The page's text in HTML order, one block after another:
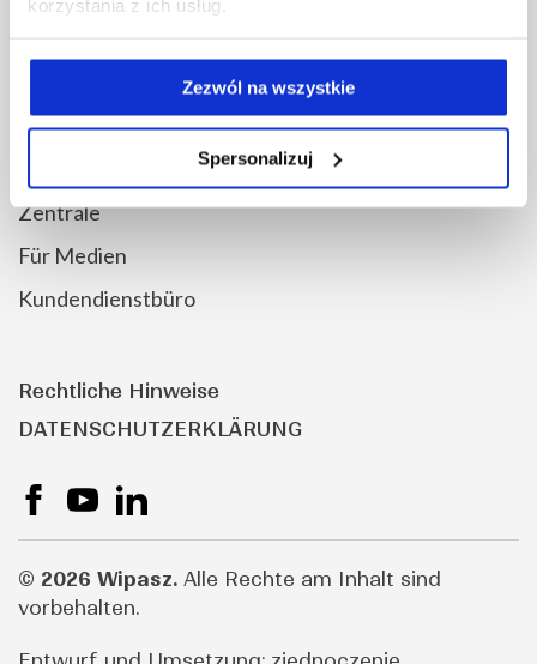
korzystania z ich usług.
Zezwól na wszystkie
Spersonalizuj
EU-Projekte
Zentrale
Für Medien
Kundendienstbüro
Rechtliche Hinweise
DATENSCHUTZERKLÄRUNG
© 2026 Wipasz. Alle Rechte am Inhalt sind
vorbehalten.